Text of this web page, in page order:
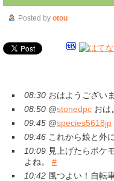
Posted by otou
08:30 おはようござい
08:50 @stonedpc おは
09:45 @species5618jp
09:46 これから娘と外
10:09 見上げたらポケ
よね。 #
10:42 風つよい！自転